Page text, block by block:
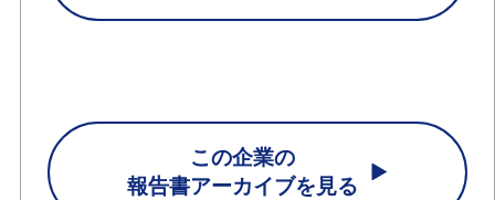
この企業の
報告書アーカイブを見る